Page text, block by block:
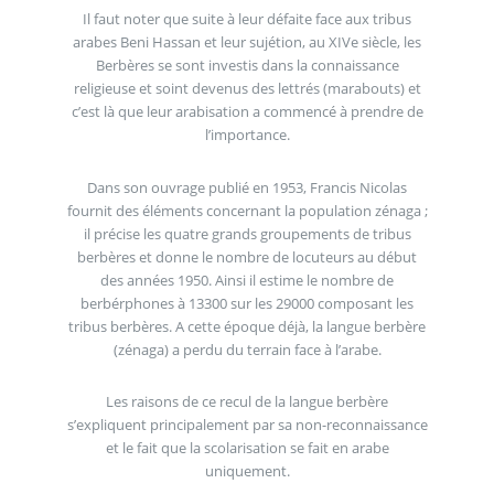
Il faut noter que suite à leur défaite face aux tribus
arabes Beni Hassan et leur sujétion, au XIVe siècle, les
Berbères se sont investis dans la connaissance
religieuse et soint devenus des lettrés (marabouts) et
c’est là que leur arabisation a commencé à prendre de
l’importance.
Dans son ouvrage publié en 1953, Francis Nicolas
fournit des éléments concernant la population zénaga ;
il précise les quatre grands groupements de tribus
berbères et donne le nombre de locuteurs au début
des années 1950. Ainsi il estime le nombre de
berbérphones à 13300 sur les 29000 composant les
tribus berbères. A cette époque déjà, la langue berbère
(zénaga) a perdu du terrain face à l’arabe.
Les raisons de ce recul de la langue berbère
s’expliquent principalement par sa non-reconnaissance
et le fait que la scolarisation se fait en arabe
uniquement.